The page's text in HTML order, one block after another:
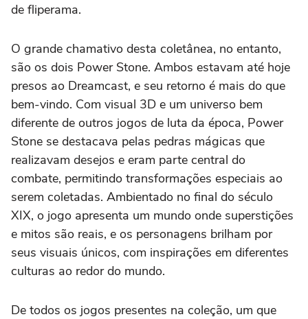
de fliperama.
O grande chamativo desta coletânea, no entanto,
são os dois Power Stone. Ambos estavam até hoje
presos ao Dreamcast, e seu retorno é mais do que
bem-vindo. Com visual 3D e um universo bem
diferente de outros jogos de luta da época, Power
Stone se destacava pelas pedras mágicas que
realizavam desejos e eram parte central do
combate, permitindo transformações especiais ao
serem coletadas. Ambientado no final do século
XIX, o jogo apresenta um mundo onde superstições
e mitos são reais, e os personagens brilham por
seus visuais únicos, com inspirações em diferentes
culturas ao redor do mundo.
De todos os jogos presentes na coleção, um que